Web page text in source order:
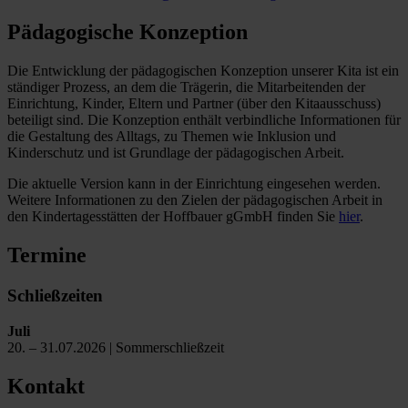
Pädagogische Konzeption
Die Entwicklung der pädagogischen Konzeption unserer Kita ist ein
ständiger Prozess, an dem die Trägerin, die Mitarbeitenden der
Einrichtung, Kinder, Eltern und Partner (über den Kitaausschuss)
beteiligt sind. Die Konzeption enthält verbindliche Informationen für
die Gestaltung des Alltags, zu Themen wie Inklusion und
Kinderschutz und ist Grundlage der pädagogischen Arbeit.
Die aktuelle Version kann in der Einrichtung eingesehen werden.
Weitere Informationen zu den Zielen der pädagogischen Arbeit in
den Kindertagesstätten der Hoffbauer gGmbH finden Sie hier.
Termine
Schließzeiten
Juli
20. – 31.07.2026 | Sommerschließzeit
Kontakt